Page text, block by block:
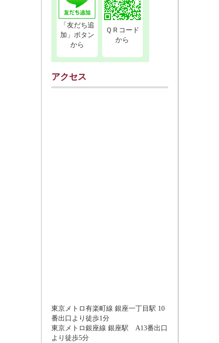
「友だち追
加」ボタン
から
ＱＲコード
から
アクセス
東京メトロ有楽町線 銀座一丁目駅 10
番出口より徒歩1分
東京メトロ銀座線 銀座駅 A13番出口
より徒歩5分